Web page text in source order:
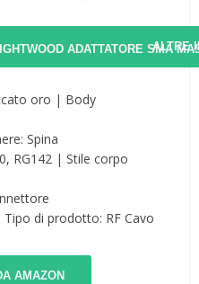
ALTRE
oro | Body
Spina
RG142 | Stile corpo
di prodotto: RF Cavo
AMAZON